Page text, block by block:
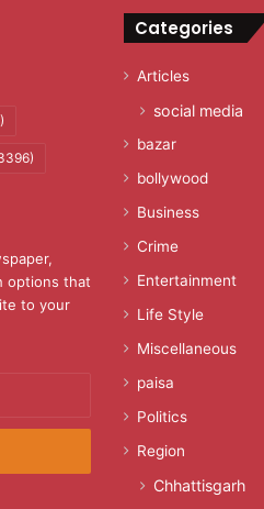
options that
to your
Categories
Articles
social media
bazar
bollywood
Business
Crime
Entertainment
Life Style
Miscellaneous
paisa
Politics
Region
Chhattisgarh